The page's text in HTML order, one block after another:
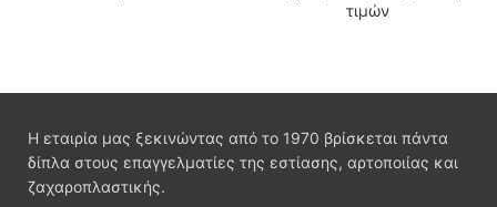
τιμών
Η εταιρία μας ξεκινώντας από το 1970 βρίσκεται πάντα
δίπλα στους επαγγελματίες της εστίασης, αρτοποιίας και
ζαχαροπλαστικής.